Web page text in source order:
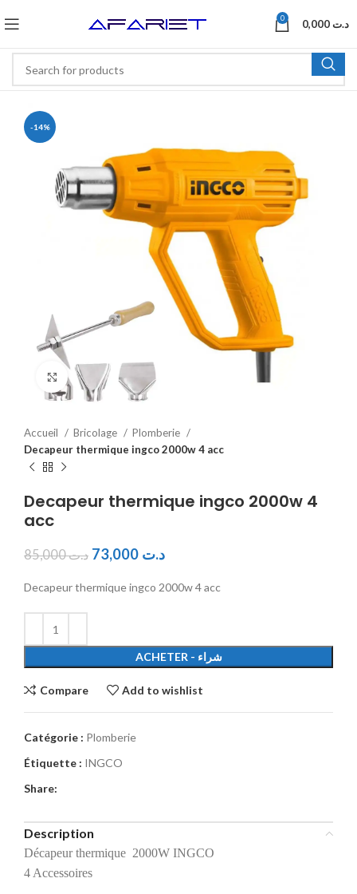
0 د.ت
-14%
Click to enlarge
Accueil Bricolage
Plomberie
Decapeur thermique ingco 2000w 4 acc
Decapeur thermique ingco 2000w 4
acc
د.ت85,000 د.ت
Decapeur thermique ingco 2000w 4 acc
ACHETER - شراء
Compare Add to wishlist
Catégorie : Plomberie
Étiquette : INGCO
Share:
Description
Décapeur thermique 2000W INGCO
4 Accessoires